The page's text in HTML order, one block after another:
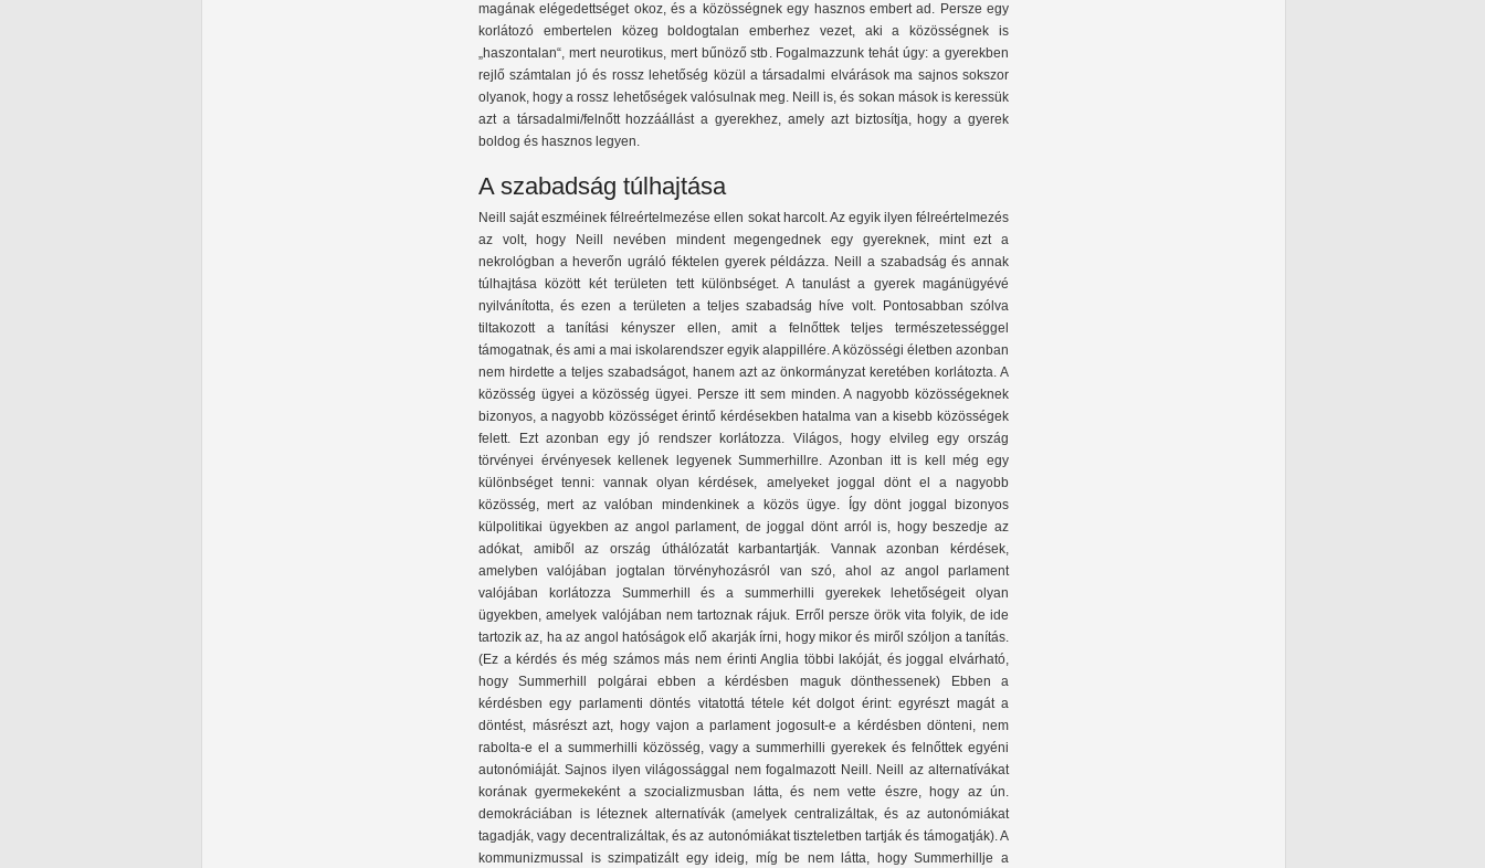
magának elégedettséget okoz, és a közösségnek egy hasznos embert ad. Persze egy
korlátozó embertelen közeg boldogtalan emberhez vezet, aki a közösségnek is
„haszontalan“, mert neurotikus, mert bűnöző stb. Fogalmazzunk tehát úgy: a gyerekben
rejlő számtalan jó és rossz lehetőség közül a társadalmi elvárások ma sajnos sokszor
olyanok, hogy a rossz lehetőségek valósulnak meg. Neill is, és sokan mások is keressük
azt a társadalmi/felnőtt hozzáállást a gyerekhez, amely azt biztosítja, hogy a gyerek
boldog és hasznos legyen.
A szabadság túlhajtása
Neill saját eszméinek félreértelmezése ellen sokat harcolt. Az egyik ilyen félreértelmezés
az volt, hogy Neill nevében mindent megengednek egy gyereknek, mint ezt a
nekrológban a heverőn ugráló féktelen gyerek példázza. Neill a szabadság és annak
túlhajtása között két területen tett különbséget. A tanulást a gyerek magánügyévé
nyilvánította, és ezen a területen a teljes szabadság híve volt. Pontosabban szólva
tiltakozott a tanítási kényszer ellen, amit a felnőttek teljes természetességgel
támogatnak, és ami a mai iskolarendszer egyik alappillére. A közösségi életben azonban
nem hirdette a teljes szabadságot, hanem azt az önkormányzat keretében korlátozta. A
közösség ügyei a közösség ügyei. Persze itt sem minden. A nagyobb közösségeknek
bizonyos, a nagyobb közösséget érintő kérdésekben hatalma van a kisebb közösségek
felett. Ezt azonban egy jó rendszer korlátozza. Világos, hogy elvileg egy ország
törvényei érvényesek kellenek legyenek Summerhillre. Azonban itt is kell még egy
különbséget tenni: vannak olyan kérdések, amelyeket joggal dönt el a nagyobb
közösség, mert az valóban mindenkinek a közös ügye. Így dönt joggal bizonyos
külpolitikai ügyekben az angol parlament, de joggal dönt arról is, hogy beszedje az
adókat, amiből az ország úthálózatát karbantartják. Vannak azonban kérdések,
amelyben valójában jogtalan törvényhozásról van szó, ahol az angol parlament
valójában korlátozza Summerhill és a summerhilli gyerekek lehetőségeit olyan
ügyekben, amelyek valójában nem tartoznak rájuk. Erről persze örök vita folyik, de ide
tartozik az, ha az angol hatóságok elő akarják írni, hogy mikor és miről szóljon a tanítás.
(Ez a kérdés és még számos más nem érinti Anglia többi lakóját, és joggal elvárható,
hogy Summerhill polgárai ebben a kérdésben maguk dönthessenek) Ebben a
kérdésben egy parlamenti döntés vitatottá tétele két dolgot érint: egyrészt magát a
döntést, másrészt azt, hogy vajon a parlament jogosult-e a kérdésben dönteni, nem
rabolta-e el a summerhilli közösség, vagy a summerhilli gyerekek és felnőttek egyéni
autonómiáját. Sajnos ilyen világossággal nem fogalmazott Neill. Neill az alternatívákat
korának gyermekeként a szocializmusban látta, és nem vette észre, hogy az ún.
demokráciában is léteznek alternatívák (amelyek centralizáltak, és az autonómiákat
tagadják, vagy decentralizáltak, és az autonómiákat tiszteletben tartják és támogatják). A
kommunizmussal is szimpatizált egy ideig, míg be nem látta, hogy Summerhillje a